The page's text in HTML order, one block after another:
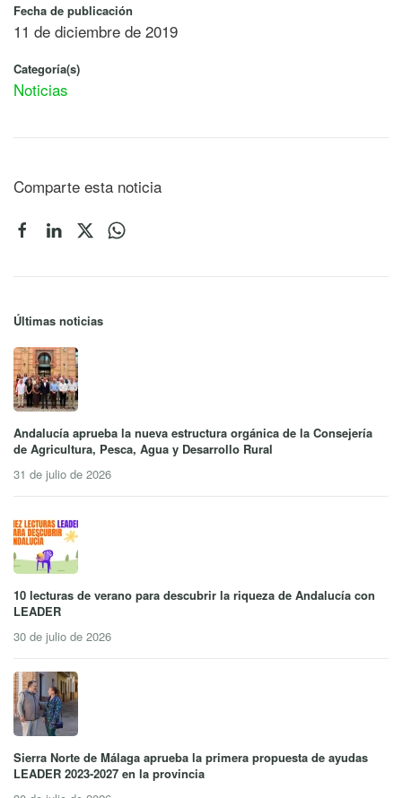
Fecha de publicación
11 de diciembre de 2019
Categoría(s)
Noticias
Comparte esta noticia
Últimas noticias
Andalucía aprueba la nueva estructura orgánica de la Consejería
de Agricultura, Pesca, Agua y Desarrollo Rural
31 de julio de 2026
10 lecturas de verano para descubrir la riqueza de Andalucía con
LEADER
30 de julio de 2026
Sierra Norte de Málaga aprueba la primera propuesta de ayudas
LEADER 2023-2027 en la provincia